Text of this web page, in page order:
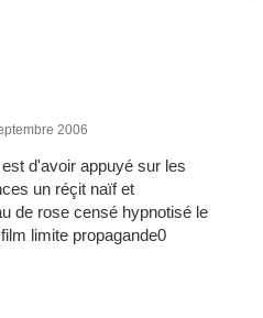
2006
d'avoir appuyé sur les
un réçit naïf et
de rose censé hypnotisé le
limite propagande0